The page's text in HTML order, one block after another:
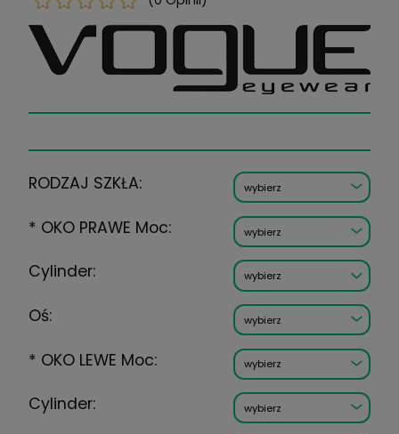
Vogue Eyewear VO5095B
(0 Opinii)